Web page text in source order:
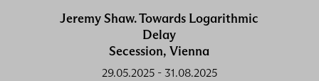
Jeremy Shaw. Towards Logarithmic
Delay
Secession, Vienna
29.05.2025 - 31.08.2025